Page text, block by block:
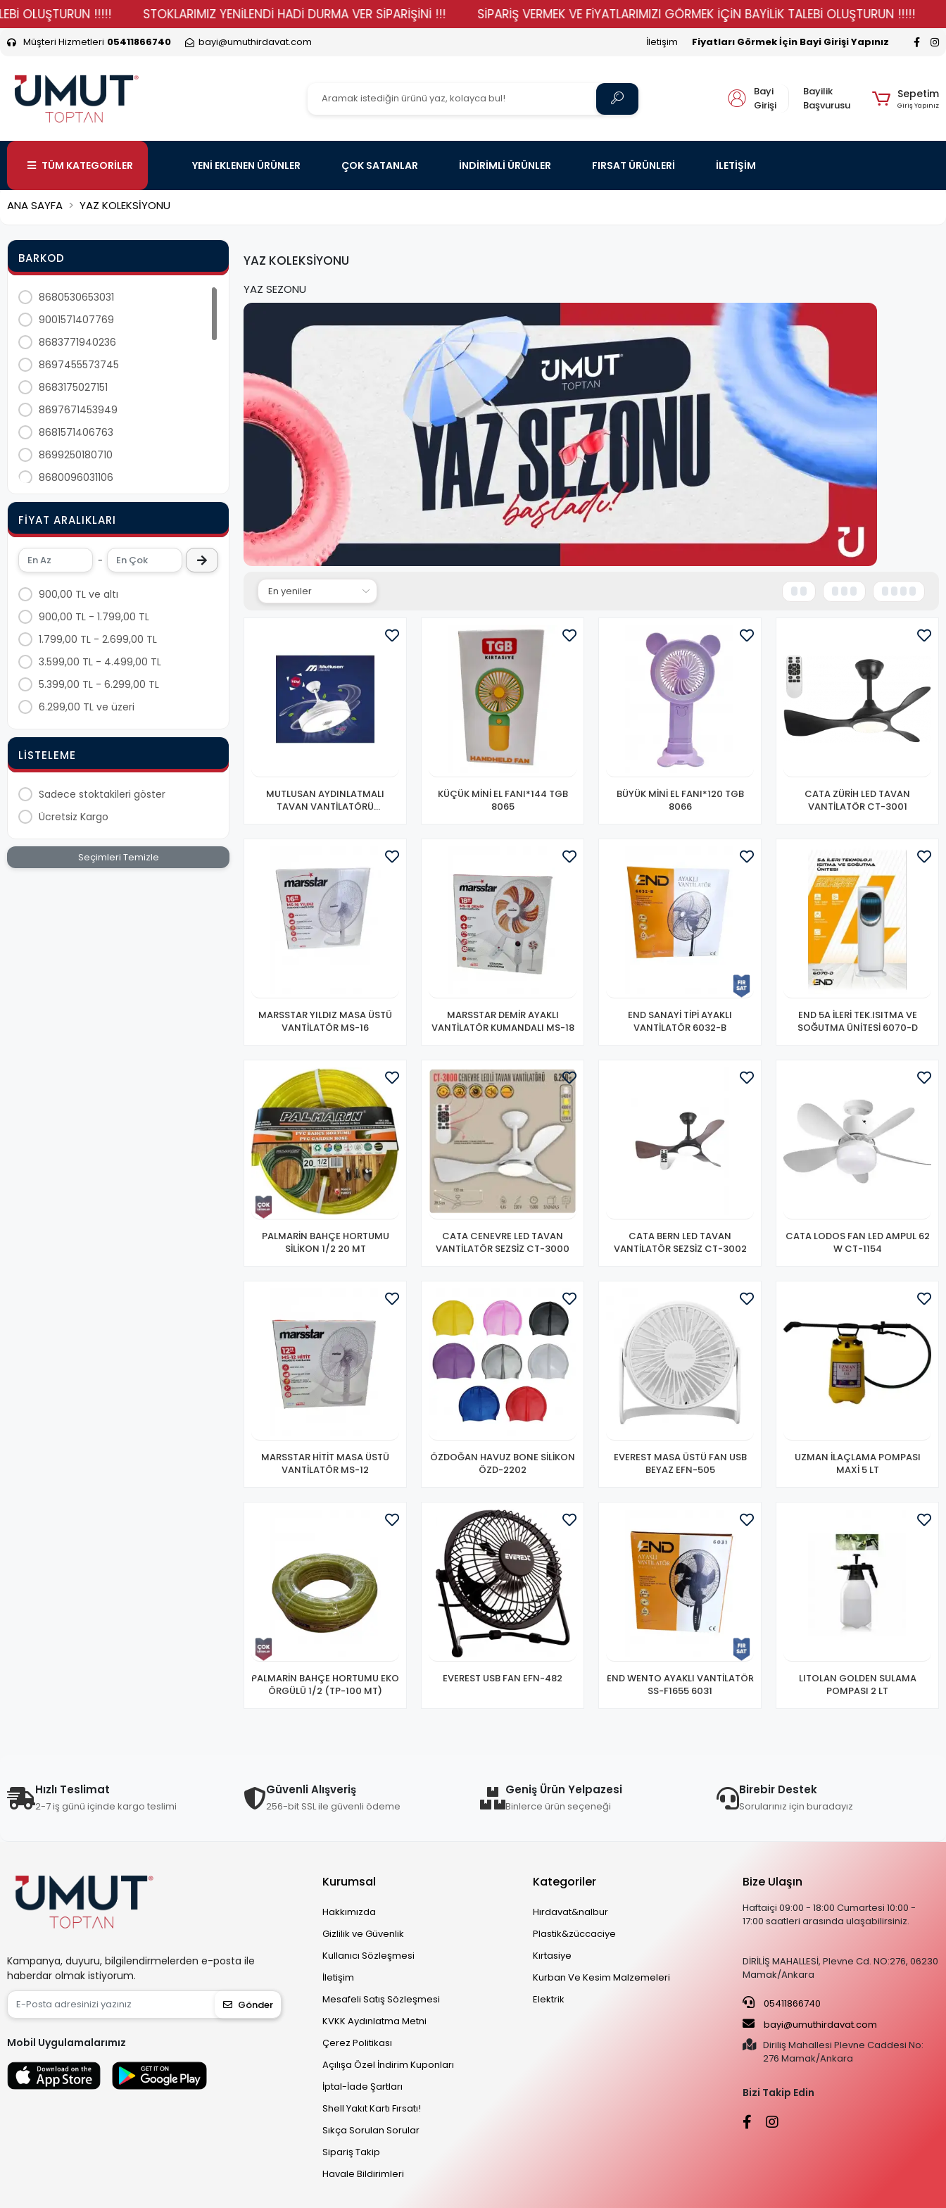
!!!!! STOKLARIMIZ YENİLENDİ HADİ DURMA VER SİPARİŞİNİ !!! SİPARİŞ VERMEK VE FİYATLARIMIZI GÖRMEK İÇİN BAYİLİK TALEBİ OLUŞTURUN !!!!!
Müşteri Hizmetleri 05411866740 bayi@umuthirdavat.com Fiyatları Görmek İçin Bayi Girişi Yapınız
İletişim
Bayi
Girişi
Bayilik
Başvurusu
Sepetim
Giriş Yapınız
TÜM KATEGORİLER YENİ EKLENEN ÜRÜNLER ÇOK SATANLAR İNDİRİMLİ ÜRÜNLER FIRSAT ÜRÜNLERİ İLETİŞİM
ANA SAYFA YAZ KOLEKSİYONU
BARKOD
8680530653031
9001571407769
8683771940236
8697455573745
8683175027151
8697671453949
8681571406763
8699250180710
8680096031106
8680096031113
8680096031120
6915069622022
8684674230127
8684674230141
8680998243898
9001571406830
8680998244697
8680998244673
9001571408125
8683175072717
8683175072700
8684674230165
8680998244680
FIYAT ARALIKLARI
-
900,00 TL ve altı
900,00 TL - 1.799,00 TL
1.799,00 TL - 2.699,00 TL
3.599,00 TL - 4.499,00 TL
5.399,00 TL - 6.299,00 TL
6.299,00 TL ve üzeri
LISTELEME
Sadece stoktakileri göster
Ücretsiz Kargo
Seçimleri Temizle
YAZ KOLEKSİYONU
YAZ SEZONU
MUTLUSAN AYDINLATMALI
TAVAN VANTİLATÖRÜ
KÜÇÜK MİNİ EL FANI*144 TGB
8065
BÜYÜK MİNİ EL FANI*120 TGB
8066
CATA ZÜRİH LED TAVAN
VANTİLATÖR CT-3001
MARSSTAR YILDIZ MASA ÜSTÜ
VANTİLATÖR MS-16
MARSSTAR DEMİR AYAKLI
VANTİLATÖR KUMANDALI MS-18
END SANAYİ TİPİ AYAKLI
VANTİLATÖR 6032-B
END 5A İLERİ TEK.ISITMA VE
SOĞUTMA ÜNİTESİ 6070-D
PALMARİN BAHÇE HORTUMU
SİLİKON 1/2 20 MT
CATA CENEVRE LED TAVAN
VANTİLATÖR SEZSİZ CT-3000
CATA BERN LED TAVAN
VANTİLATÖR SEZSİZ CT-3002
CATA LODOS FAN LED AMPUL 62
W CT-1154
MARSSTAR HİTİT MASA ÜSTÜ
VANTİLATÖR MS-12
ÖZDOĞAN HAVUZ BONE SİLİKON
ÖZD-2202
EVEREST MASA ÜSTÜ FAN USB
BEYAZ EFN-505
UZMAN İLAÇLAMA POMPASI
MAXİ 5 LT
PALMARİN BAHÇE HORTUMU EKO
ÖRGÜLÜ 1/2 (TP-100 MT)
EVEREST USB FAN EFN-482
END WENTO AYAKLI VANTİLATÖR
SS-F1655 6031
LITOLAN GOLDEN SULAMA
POMPASI 2 LT
Hızlı Teslimat
2-7 iş günü içinde kargo teslimi
Güvenli Alışveriş
256-bit SSL ile güvenli ödeme
Geniş Ürün Yelpazesi
Binlerce ürün seçeneği
Birebir Destek
Sorularınız için buradayız
Kampanya, duyuru, bilgilendirmelerden e-posta ile
haberdar olmak istiyorum.
Gönder
Mobil Uygulamalarımız
Kurumsal
Hakkımızda
Gizlilik ve Güvenlik
Kullanıcı Sözleşmesi
İletişim
Mesafeli Satış Sözleşmesi
KVKK Aydınlatma Metni
Çerez Politikası
Açılışa Özel İndirim Kuponları
İptal-İade Şartları
Shell Yakıt Kartı Fırsatı!
Sıkça Sorulan Sorular
Sipariş Takip
Havale Bildirimleri
Kategoriler
Hırdavat&nalbur
Plastik&züccaciye
Kırtasiye
Kurban Ve Kesim Malzemeleri
Elektrik
Bize Ulaşın
Haftaiçi 09:00 - 18:00 Cumartesi 10:00 -
17:00 saatleri arasında ulaşabilirsiniz.
DİRİLİŞ MAHALLESİ, Plevne Cd. NO:276, 06230
Mamak/Ankara
05411866740
bayi@umuthirdavat.com
Diriliş Mahallesi Plevne Caddesi No:
276 Mamak/Ankara
Bizi Takip Edin